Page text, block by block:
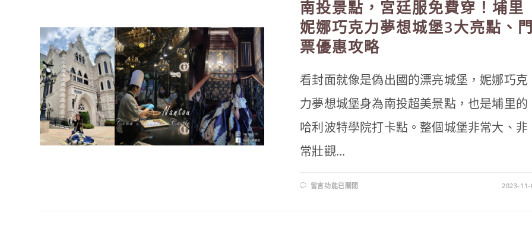
6
家
必
吃
美
食、
星
景、
浪
夕
陽，
含
菜
單
價
位
懶
人
南投景點，宮廷服免費穿！埔里
妮娜巧克力夢想城堡3大亮點、
票優惠攻略
看封面就像是偽出國的漂亮城堡，妮娜巧克
力夢想城堡身為南投超美景點，也是埔里的
哈利波特學院打卡點。整個城堡非常大、非
常壯觀...
在
〈南
留言功能已關閉 2023-11-